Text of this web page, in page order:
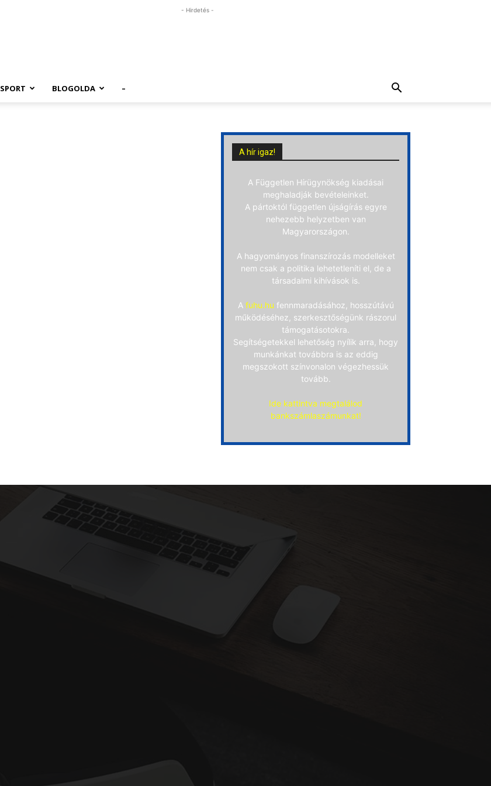
- Hirdetés -
SPORT BLOGOLDA –
A hír igaz!
A Független Hírügynökség kiadásai
meghaladják bevételeinket.
A pártoktól független újságírás egyre
nehezebb helyzetben van
Magyarországon.
A hagyományos finanszírozás modelleket
nem csak a politika lehetetleníti el, de a
társadalmi kihívások is.
A fuhu.hu fennmaradásához, hosszútávú
működéséhez, szerkesztőségünk rászorul
támogatásotokra.
Segítségetekkel lehetőség nyílik arra, hogy
munkánkat továbbra is az eddig
megszokott színvonalon végezhessük
tovább.
Ide kattintva megtalálod
bankszámlaszámunkat!